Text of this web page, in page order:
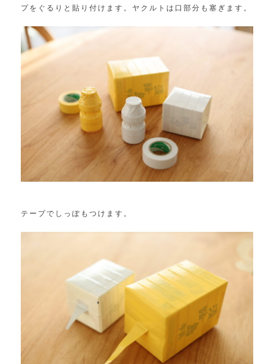
プをぐるりと貼り付けます。ヤクルトは口部分も塞ぎます。
テープでしっぽもつけます。